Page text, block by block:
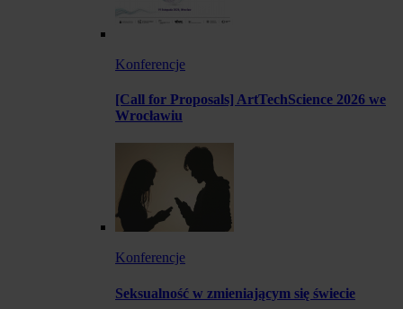
Konferencje
[Call for Proposals] ArtTechScience 2026 we
Wrocławiu
Konferencje
Seksualność w zmieniającym się świecie